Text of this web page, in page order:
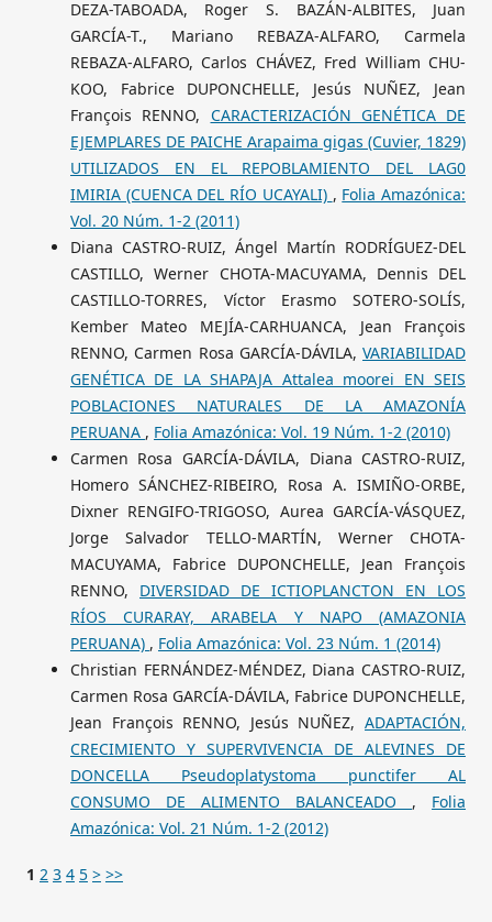
DEZA-TABOADA, Roger S. BAZÁN-ALBITES, Juan
GARCÍA-T., Mariano REBAZA-ALFARO, Carmela
REBAZA-ALFARO, Carlos CHÁVEZ, Fred William CHU-
KOO, Fabrice DUPONCHELLE, Jesús NUÑEZ, Jean
François RENNO, CARACTERIZACIÓN GENÉTICA DE
EJEMPLARES DE PAICHE Arapaima gigas (Cuvier, 1829)
UTILIZADOS EN EL REPOBLAMIENTO DEL LAG0
IMIRIA (CUENCA DEL RÍO UCAYALI) , Folia Amazónica:
Vol. 20 Núm. 1-2 (2011)
Diana CASTRO-RUIZ, Ángel Martín RODRÍGUEZ-DEL
CASTILLO, Werner CHOTA-MACUYAMA, Dennis DEL
CASTILLO-TORRES, Víctor Erasmo SOTERO-SOLÍS,
Kember Mateo MEJÍA-CARHUANCA, Jean François
RENNO, Carmen Rosa GARCÍA-DÁVILA,VARIABILIDAD
GENÉTICA DE LA SHAPAJA Attalea moorei EN SEIS
POBLACIONES NATURALES DE LA AMAZONÍA
PERUANA , Folia Amazónica: Vol. 19 Núm. 1-2 (2010)
Carmen Rosa GARCÍA-DÁVILA, Diana CASTRO-RUIZ,
Homero SÁNCHEZ-RIBEIRO, Rosa A. ISMIÑO-ORBE,
Dixner RENGIFO-TRIGOSO, Aurea GARCÍA-VÁSQUEZ,
Jorge Salvador TELLO-MARTÍN, Werner CHOTA-
MACUYAMA, Fabrice DUPONCHELLE, Jean François
RENNO, DIVERSIDAD DE ICTIOPLANCTON EN LOS
RÍOS CURARAY, ARABELA Y NAPO (AMAZONIA
PERUANA) , Folia Amazónica: Vol. 23 Núm. 1 (2014)
Christian FERNÁNDEZ-MÉNDEZ, Diana CASTRO-RUIZ,
Carmen Rosa GARCÍA-DÁVILA, Fabrice DUPONCHELLE,
Jean François RENNO, Jesús NUÑEZ,ADAPTACIÓN,
CRECIMIENTO Y SUPERVIVENCIA DE ALEVINES DE
DONCELLA Pseudoplatystoma punctifer AL
CONSUMO DE ALIMENTO BALANCEADO , Folia
Amazónica: Vol. 21 Núm. 1-2 (2012)
1 2 3 4 5 > >>